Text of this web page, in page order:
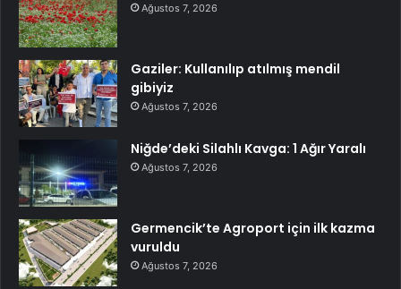
Ağustos 7, 2026
Gaziler: Kullanılıp atılmış mendil
gibiyiz
Ağustos 7, 2026
Niğde’deki Silahlı Kavga: 1 Ağır Yaralı
Ağustos 7, 2026
Germencik’te Agroport için ilk kazma
vuruldu
Ağustos 7, 2026